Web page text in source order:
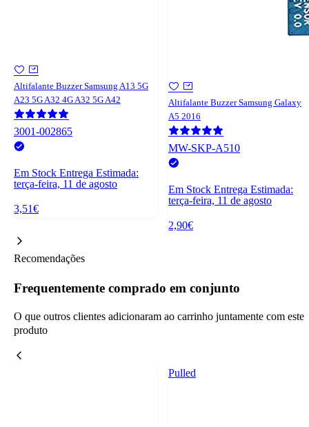
Altifalante Buzzer Samsung A13 5G
A23 5G A32 4G A32 5G A42
3001-002865
Em Stock Entrega Estimada:
terça-feira, 11 de agosto
3,51€
Altifalante Buzzer Samsung Galaxy
A5 2016
MW-SKP-A510
Em Stock Entrega Estimada:
terça-feira, 11 de agosto
2,90€
Recomendações
Frequentemente comprado em conjunto
O que outros clientes adicionaram ao carrinho juntamente com este
produto
Pulled